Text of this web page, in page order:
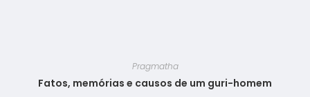
Pragmatha
Fatos, memórias e causos de um guri-homem